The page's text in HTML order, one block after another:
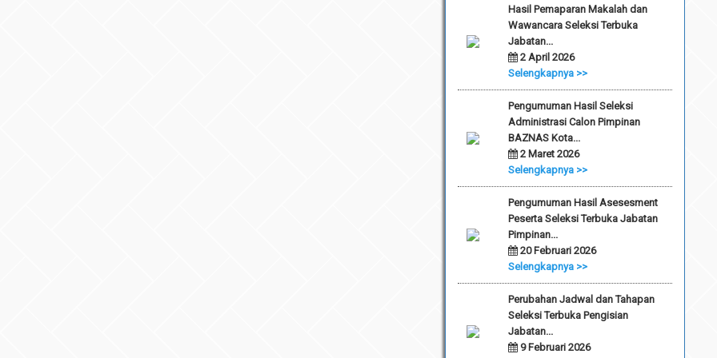
Hasil Pemaparan Makalah dan
Wawancara Seleksi Terbuka
Jabatan...
2 April 2026
Selengkapnya >>
Pengumuman Hasil Seleksi
Administrasi Calon Pimpinan
BAZNAS Kota...
2 Maret 2026
Selengkapnya >>
Pengumuman Hasil Asesesment
Peserta Seleksi Terbuka Jabatan
Pimpinan...
20 Februari 2026
Selengkapnya >>
Perubahan Jadwal dan Tahapan
Seleksi Terbuka Pengisian
Jabatan...
9 Februari 2026